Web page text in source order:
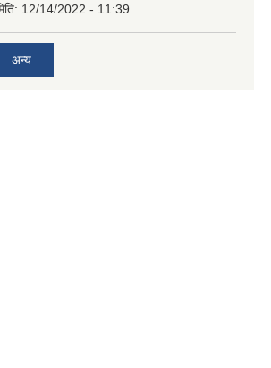
12/14/2022 - 11:39
अन्य